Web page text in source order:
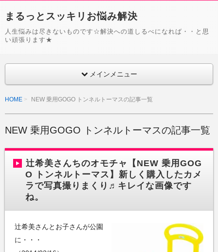
まるっとスッキリお悩み解決
人生悩みは尽きないものです☆解決への道しるべになれば・・と思
い頑張ります★
メインメニュー
HOME NEW 乗用GOGO トンネルトーマスの記事一覧
NEW 乗用GOGO トンネルトーマスの記事一覧
辻希美さんちのオモチャ【NEW 乗用GOG
O トンネルトーマス】新しく購入したカメ
ラで写真撮りまくり♬キレイな画像です
ね。
辻希美さんとお子さんが公園
に・・・